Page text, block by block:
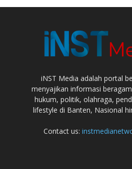
iNST Media adalah portal
menyajikan informasi
hukum, politik, olahraga,
lifestyle di Banten, Nasional
Contact us: